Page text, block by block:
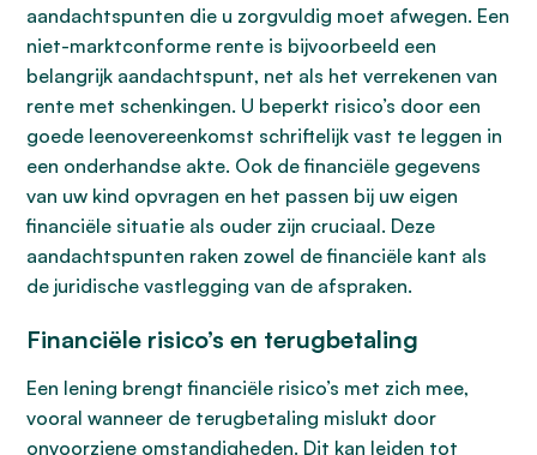
aandachtspunten die u zorgvuldig moet afwegen. Een
niet-marktconforme rente is bijvoorbeeld een
belangrijk aandachtspunt, net als het verrekenen van
rente met schenkingen. U beperkt risico’s door een
goede leenovereenkomst schriftelijk vast te leggen in
een onderhandse akte. Ook de financiële gegevens
van uw kind opvragen en het passen bij uw eigen
financiële situatie als ouder zijn cruciaal. Deze
aandachtspunten raken zowel de financiële kant als
de juridische vastlegging van de afspraken.
Financiële risico’s en terugbetaling
Een lening brengt financiële risico’s met zich mee,
vooral wanneer de terugbetaling mislukt door
onvoorziene omstandigheden. Dit kan leiden tot